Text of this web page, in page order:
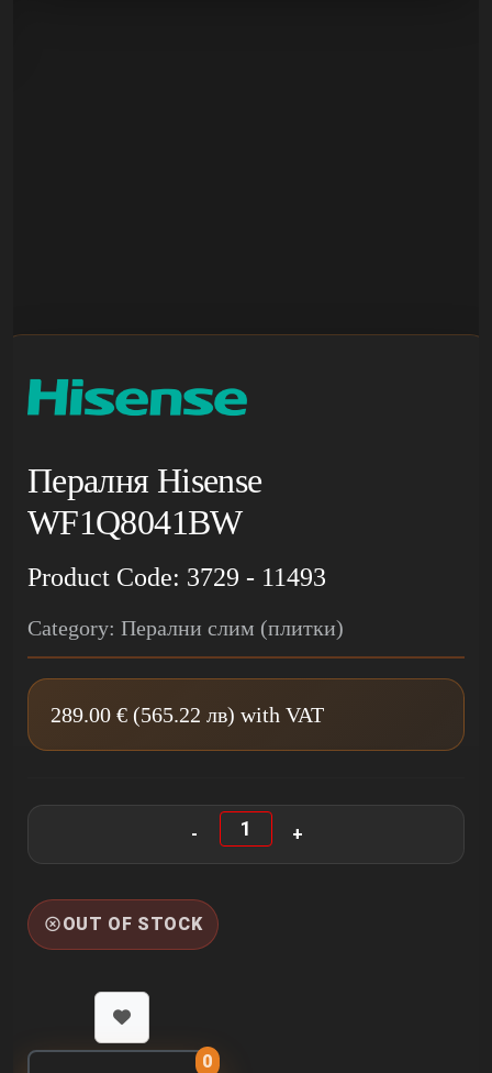
Пералня Hisense
WF1Q8041BW
Product Code: 3729 - 11493
Category: Перални слим (плитки)
289.00 € (565.22 лв) with VAT
OUT OF STOCK
0